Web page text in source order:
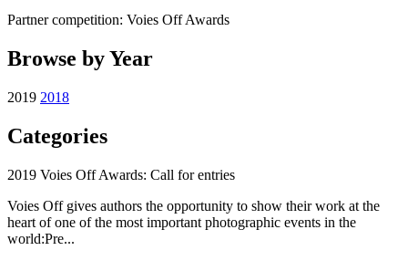
Partner competition: Voies Off Awards
Browse by Year
2019 2018
Categories
2019 Voies Off Awards: Call for entries
Voies Off gives authors the opportunity to show their work at the
heart of one of the most important photographic events in the
world:Pre...